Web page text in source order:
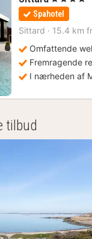
nat
fra
546
Spahotel
Sittard · 15.4 km
Omfattende
Fremragende
I nærheden af
tilbud